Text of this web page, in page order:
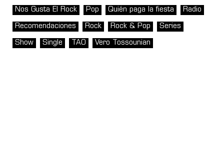
Nos Gusta El Rock Pop Quién paga la fiesta Radio
Recomendaciones Rock Rock & Pop Series
Show Single TAO Vero Tossounian